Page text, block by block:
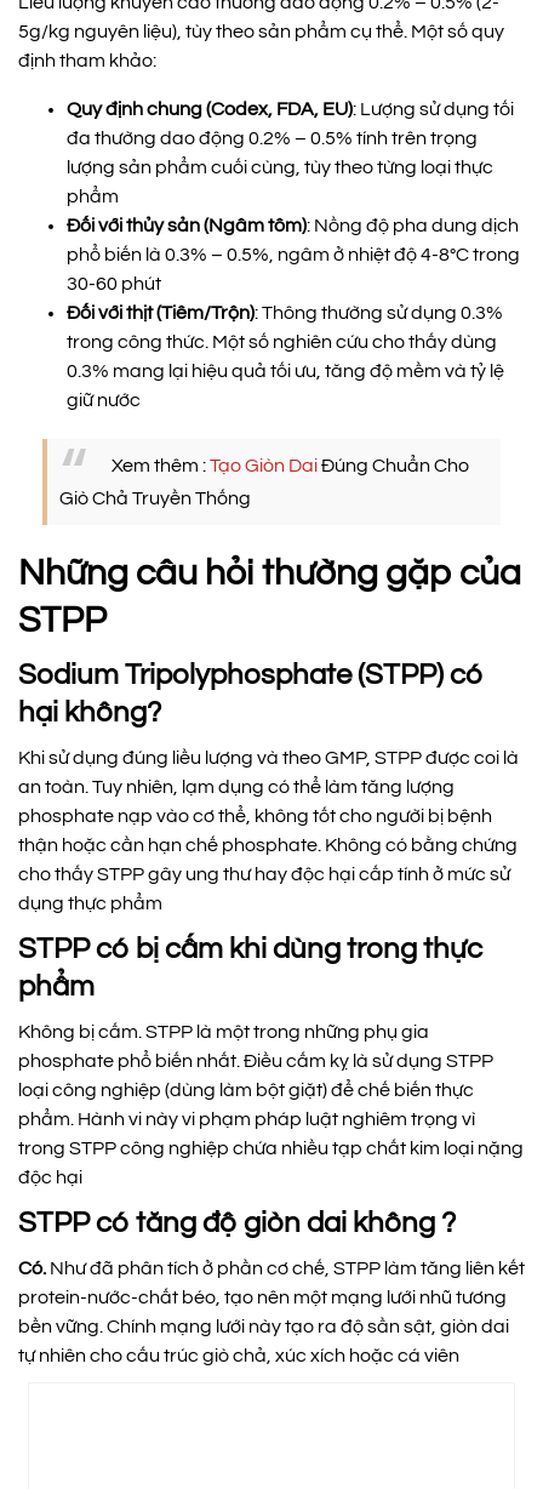
5g/kg nguyên liệu), tùy theo sản phẩm cụ thể. Một số quy
định tham khảo:
Quy định chung (Codex, FDA, EU): Lượng sử dụng tối
đa thường dao động 0.2% – 0.5% tính trên trọng
lượng sản phẩm cuối cùng, tùy theo từng loại thực
phẩm
Đối với thủy sản (Ngâm tôm): Nồng độ pha dung dịch
phổ biến là 0.3% – 0.5%, ngâm ở nhiệt độ 4-8°C trong
30-60 phút
Đối với thịt (Tiêm/Trộn): Thông thường sử dụng 0.3%
trong công thức. Một số nghiên cứu cho thấy dùng
0.3% mang lại hiệu quả tối ưu, tăng độ mềm và tỷ lệ
giữ nước
Xem thêm :Tạo Giòn DaiĐúng Chuẩn Cho
Giò Chả Truyền Thống
Những câu hỏi thường gặp của
STPP
Sodium Tripolyphosphate (STPP) có
hại không?
Khi sử dụng đúng liều lượng và theo GMP, STPP được coi là
an toàn. Tuy nhiên, lạm dụng có thể làm tăng lượng
phosphate nạp vào cơ thể, không tốt cho người bị bệnh
thận hoặc cần hạn chế phosphate. Không có bằng chứng
cho thấy STPP gây ung thư hay độc hại cấp tính ở mức sử
dụng thực phẩm
STPP có bị cấm khi dùng trong thực
phẩm
Không bị cấm. STPP là một trong những phụ gia
phosphate phổ biến nhất. Điều cấm kỵ là sử dụng STPP
loại công nghiệp (dùng làm bột giặt) để chế biến thực
phẩm. Hành vi này vi phạm pháp luật nghiêm trọng vì
trong STPP công nghiệp chứa nhiều tạp chất kim loại nặng
độc hại
STPP có tăng độ giòn dai không ?
Có. Như đã phân tích ở phần cơ chế, STPP làm tăng liên kết
protein-nước-chất béo, tạo nên một mạng lưới nhũ tương
bền vững. Chính mạng lưới này tạo ra độ sần sật, giòn dai
tự nhiên cho cấu trúc giò chả, xúc xích hoặc cá viên